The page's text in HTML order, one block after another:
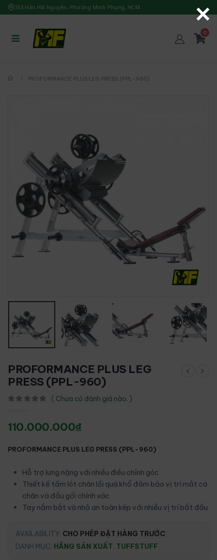
353 Hàn Hải Nguyên, Phường Minh Phụng, HCM
0
PROFORMANCE PLUS LEG PRESS (PPL-960)
PROFORMANCE PLUS LEG
PRESS (PPL-960)
( Chưa có đánh giá nào. )
110.000.000₫
PROFORMANCE PLUS LEG PRESS (PPL-960)
Hỗ trợ lưng nặng với nhiều điều chỉnh góc
Thiết kế tấm lót chân lồi quá khổ đảm bảo vị trí mắt cá
chân và đầu gối chính xác
Tay nắm bắt và nhả an toàn kép với nhiều vị trí bắt đầu
AVAILABILITY: CHO PHÉP ĐẶT HÀNG TRƯỚC
DANH MỤC: HÃNG SẢN XUẤT, TUFFSTUFF